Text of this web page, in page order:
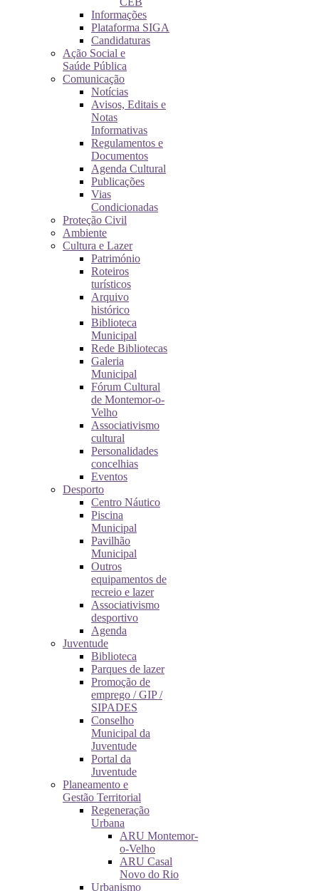
Informações
Plataforma SIGA
Candidaturas
Ação Social e
Saúde Pública
Comunicação
Notícias
Avisos, Editais e
Notas
Informativas
Regulamentos e
Documentos
Agenda Cultural
Publicações
Vias
Condicionadas
Proteção Civil
Ambiente
Cultura e Lazer
Património
Roteiros
turísticos
Arquivo
histórico
Biblioteca
Municipal
Rede Bibliotecas
Galeria
Municipal
Fórum Cultural
de Montemor-o-
Velho
Associativismo
cultural
Personalidades
concelhias
Eventos
Desporto
Centro Náutico
Piscina
Municipal
Pavilhão
Municipal
Outros
equipamentos de
recreio e lazer
Associativismo
desportivo
Agenda
Juventude
Biblioteca
Parques de lazer
Promoção de
emprego / GIP /
SIPADES
Conselho
Municipal da
Juventude
Portal da
Juventude
Planeamento e
Gestão Territorial
Regeneração
Urbana
ARU Montemor-
o-Velho
ARU Casal
Novo do Rio
Urbanismo